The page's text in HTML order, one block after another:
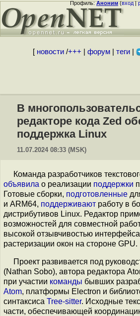
Профиль:Аноним(вход|
[ новости/+++ форум| теги|
В
редакторе кода Zed
поддержка Linux
11.07.2024 08:33 (MSK)
Команда разработчиков
объявила о реализации поддержки
Готовые сборки, подготовленные
и ARM64, поддерживают работу в
дистрибутивов Linux. Редактор
возможностей для совместной
высокой отзывчивостью
растеризации окон на стороне GPU.
Проект развивается под
(Nathan Sobo), автора редактора
при участии команды бывших
Atom, платформы Electron и
синтаксиса Tree-sitter. Исходные
части, обеспечивающей